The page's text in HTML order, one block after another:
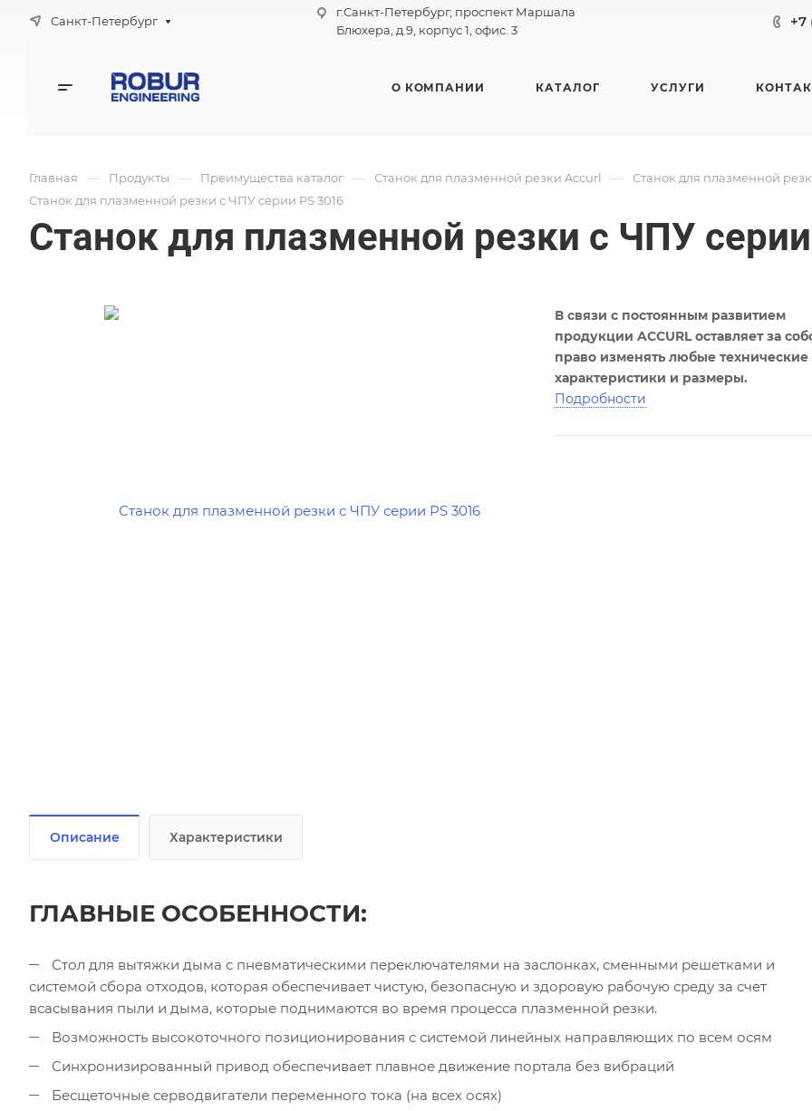
Санкт-Петербург
г.Санкт-Петербург, проспект Маршала
Блюхера, д.9, корпус 1, офис. 3
+7
О КОМПАНИИ КАТАЛОГ УСЛУГИ
Главная — Продукты — Преимущества каталог — Станок для плазменной резки Accurl —
Станок для плазменной
Станок для плазменной резки с ЧПУ серии PS 3016
Станок для плазменной резки с ЧПУ
В связи с постоянным развитием
продукции ACCURL оставляет за
право изменять любые технические
характеристики и размеры.
Подробности
Описание Характеристики
ГЛАВНЫЕ ОСОБЕННОСТИ:
Стол для вытяжки дыма с пневматическими переключателями на заслонках, сменными решетками и
системой сбора отходов, которая обеспечивает чистую, безопасную и здоровую рабочую среду за счет
всасывания пыли и дыма, которые поднимаются во время процесса плазменной резки.
Возможность высокоточного позиционирования с системой линейных направляющих по всем осям
Синхронизированный привод обеспечивает плавное движение портала без вибраций
Бесщеточные серводвигатели переменного тока (на всех осях)